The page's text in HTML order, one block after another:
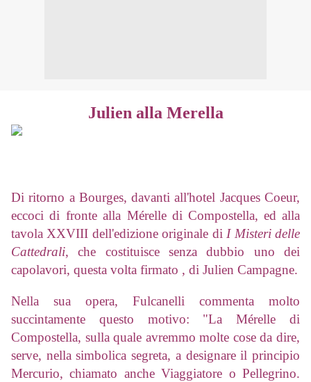
Julien alla Merella
Di ritorno a Bourges, davanti all'hotel Jacques Coeur,
eccoci di fronte alla Mérelle di Compostella, ed alla
tavola XXVIII dell'edizione originale di I Misteri delle
Cattedrali, che costituisce senza dubbio uno dei
capolavori, questa volta firmato , di Julien Campagne.
Nella sua opera, Fulcanelli commenta molto
succintamente questo motivo: "La Mérelle di
Compostella, sulla quale avremmo molte cose da dire,
serve, nella simbolica segreta, a designare il principio
Mercurio, chiamato anche Viaggiatore o Pellegrino.